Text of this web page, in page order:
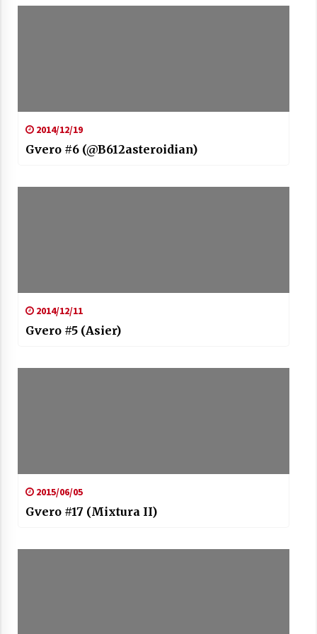
2014/12/19
Gvero #6 (@B612asteroidian)
2014/12/11
Gvero #5 (Asier)
2015/06/05
Gvero #17 (Mixtura II)